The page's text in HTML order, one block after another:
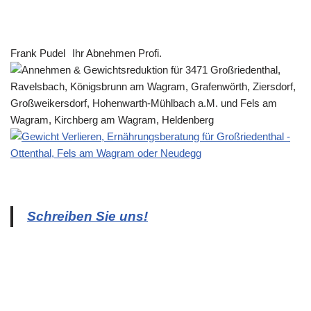
Frank Pudel Ihr Abnehmen Profi.
Schreiben Sie uns!